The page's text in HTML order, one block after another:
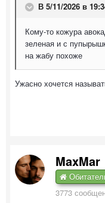
В 5/11/2026 в
Кому-то кожура
зеленая и с
на жабу похоже
Ужасно хочется
MaxMar
3773